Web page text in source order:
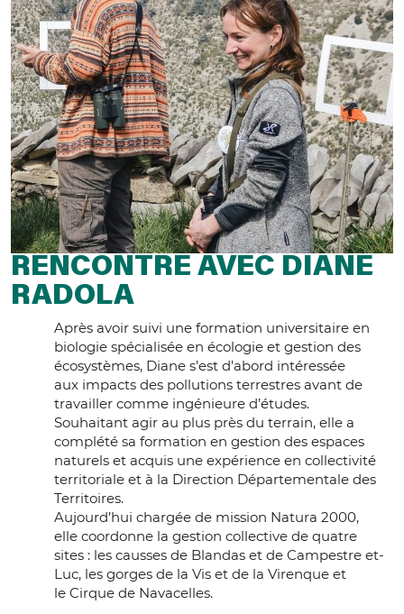
RENCONTRE AVEC DIANE
RADOLA
Après avoir suivi une formation universitaire en
biologie spécialisée en écologie et gestion des
écosystèmes, Diane s’est d’abord intéressée
aux impacts des pollutions terrestres avant de
travailler comme ingénieure d’études.
Souhaitant agir au plus près du terrain, elle a
complété sa formation en gestion des espaces
naturels et acquis une expérience en collectivité
territoriale et à la Direction Départementale des
Territoires.
Aujourd’hui chargée de mission Natura 2000,
elle coordonne la gestion collective de quatre
sites : les causses de Blandas et de Campestre et-
Luc, les gorges de la Vis et de la Virenque et
le Cirque de Navacelles.